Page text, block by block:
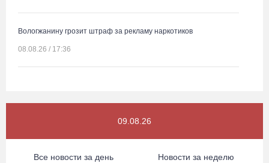
Вологжанину грозит штраф за рекламу наркотиков
08.08.26 / 17:36
08.08.26 / 16:11
Троицкий Орловский храм под Великим Устюгом обрел купол и
09.08.26
Все новости за день Новости за неделю